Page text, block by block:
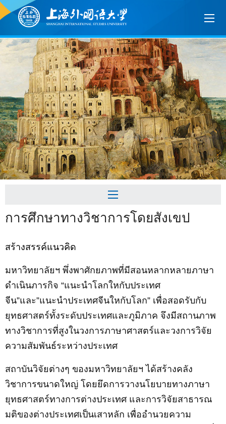
การศึกษาทางวิชาการโดยสังเขป
สร้างสรรค์แนวคิด
มหาวิทยาลัยฯ พึ่งพาศักยภาพที่มีสอนหลากหลายภาษา
ดำเนินภารกิจ “แนะนำโลกใหกับประเทศ
จีน”และ”แนะนำประเทศจีนใหกับโลก” เพื่อสอดรับกับ
ยุทธศาสตร์ทั้งระดับประเทศและภูมิภาค จึงมีสถานภาพ
ทางวิชาการที่สูงในวงการภาษาศาสตร์และวงการวิจัย
ความสัมพันธ์ระหว่างประเทศ
สถาบันวิจัยต่างๆ ของมหาวิทยาลัยฯ ได้สร้างคลัง
วิชาการขนาดใหญ่ โดยยึดการวางนโยบายทางภาษา
ยุทธศาสตร์ทางการต่างประเทศ และการวิจัยสาธารณ
มติของต่างประเทศเป็นเสาหลัก เพื่ออำนวยความ